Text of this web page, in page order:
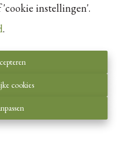
'cookie instellingen'.
.
cookies